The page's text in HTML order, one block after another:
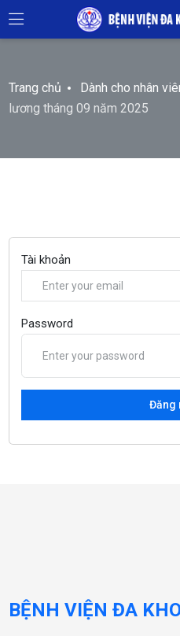
Trang chủ Dành cho nhân
lương tháng 09 năm 2025
Tài khoản
Password
Đăng
BỆNH VIỆN ĐA